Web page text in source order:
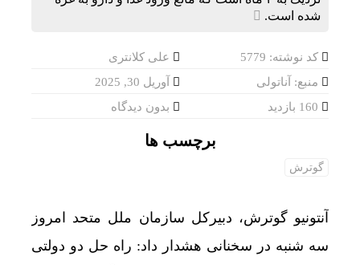
شده است.
کد نوشته: 5779
علی کلانتری
منبع: آناتولی
آوریل 30, 2025
بدون دیدگاه
برچسب ها
گوترش
آنتونیو گوترش، دبیرکل سازمان ملل متحد امروز
سه شنبه در سخنانی هشدار داد: راه حل دو دولتی